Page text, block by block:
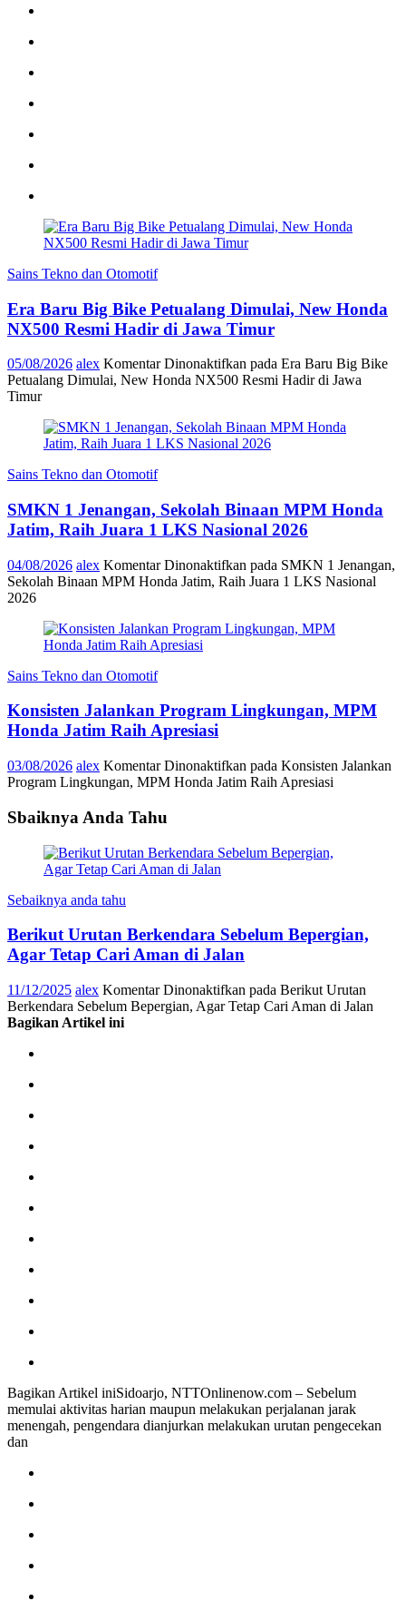
Sains Tekno dan Otomotif
Era Baru Big Bike Petualang Dimulai, New Honda
NX500 Resmi Hadir di Jawa Timur
05/08/2026 alex Komentar Dinonaktifkan pada Era Baru Big Bike
Petualang Dimulai, New Honda NX500 Resmi Hadir di Jawa
Timur
Sains Tekno dan Otomotif
SMKN 1 Jenangan, Sekolah Binaan MPM Honda
Jatim, Raih Juara 1 LKS Nasional 2026
04/08/2026 alex Komentar Dinonaktifkan pada SMKN 1 Jenangan,
Sekolah Binaan MPM Honda Jatim, Raih Juara 1 LKS Nasional
2026
Sains Tekno dan Otomotif
Konsisten Jalankan Program Lingkungan, MPM
Honda Jatim Raih Apresiasi
03/08/2026 alex Komentar Dinonaktifkan pada Konsisten Jalankan
Program Lingkungan, MPM Honda Jatim Raih Apresiasi
Sbaiknya Anda Tahu
Sebaiknya anda tahu
Berikut Urutan Berkendara Sebelum Bepergian,
Agar Tetap Cari Aman di Jalan
11/12/2025 alex Komentar Dinonaktifkan pada Berikut Urutan
Berkendara Sebelum Bepergian, Agar Tetap Cari Aman di Jalan
Bagikan Artikel ini
Bagikan Artikel iniSidoarjo, NTTOnlinenow.com – Sebelum
memulai aktivitas harian maupun melakukan perjalanan jarak
menengah, pengendara dianjurkan melakukan urutan pengecekan
dan